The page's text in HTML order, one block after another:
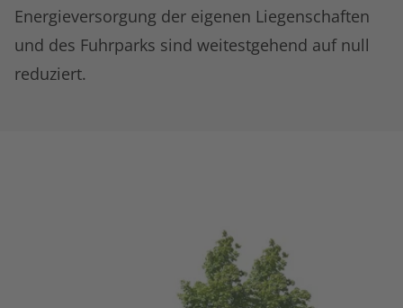
Energieversorgung der eigenen Liegenschaften
und des Fuhrparks sind weitestgehend auf null
reduziert.